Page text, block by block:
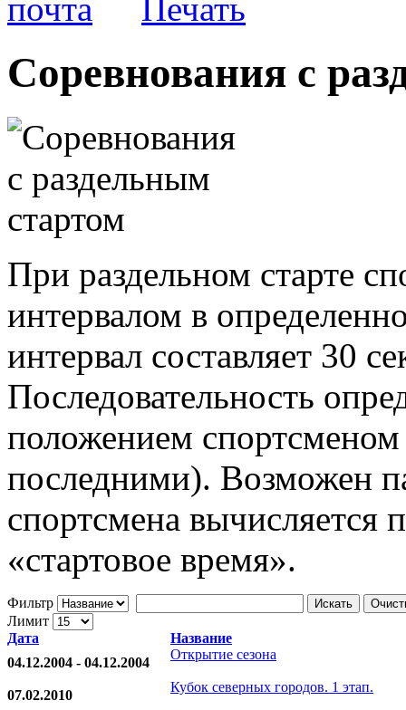
Соревнования с
При раздельном старте
интервалом в
интервал составляет 30
Последовательность
положением
последними). Возможен
спортсмена
«стартовое время».
Фильтр Искать
Лимит
Дата
Название
04.12.2004 - 04.12.2004
Открытие сезона
07.02.2010
Кубок северных городов. 1 этап.